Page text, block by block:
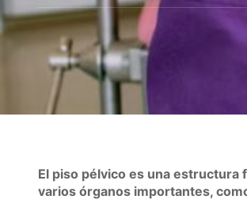
El piso pélvico es una
varios órganos importantes,